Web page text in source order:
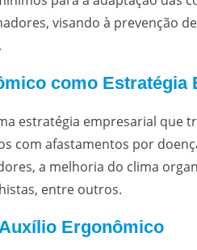
visando à prevenção
como Estratégia
estratégia empresarial que
com afastamentos por
a melhoria do clima
entre outros.
Ergonômico